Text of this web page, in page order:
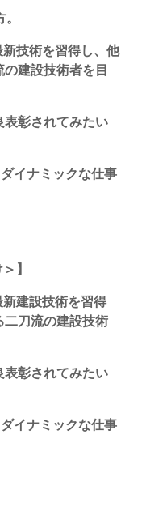
技術を習得し、他
建設技術者を目
彰されてみたい
イナミックな仕事
】
建設技術を習得
二刀流の建設技術
彰されてみたい
イナミックな仕事